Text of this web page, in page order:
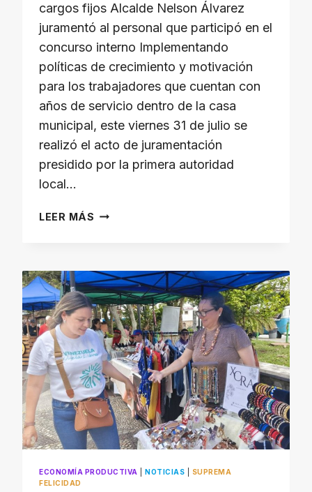
cargos fijos ​Alcalde Nelson Álvarez
juramentó al personal que participó en el
concurso interno ​Implementando
políticas de crecimiento y motivación
para los trabajadores que cuentan con
años de servicio dentro de la casa
municipal, este viernes 31 de julio se
realizó el acto de juramentación
presidido por la primera autoridad
local…
LEER MÁS
JURAMENTÓ
AL
PERSONAL
QUE
PARTICIPÓ
EN
EL
CONCURSO
INTERNO
ECONOMÍA PRODUCTIVA NOTICIAS
SUPREMA
FELICIDAD